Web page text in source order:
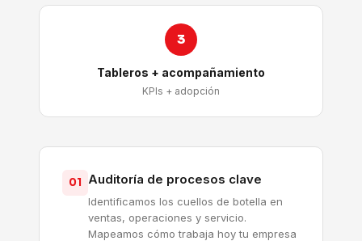
3
Tableros + acompañamiento
KPIs + adopción
01 Auditoría de procesos clave
Identificamos los cuellos de botella en
ventas, operaciones y servicio.
Mapeamos cómo trabaja hoy tu empresa